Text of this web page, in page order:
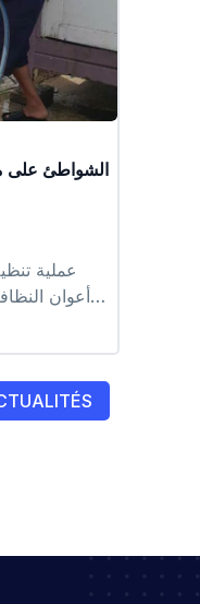
تنظيف الشواطئ على
عملية
أعوان
كل من شاطىء